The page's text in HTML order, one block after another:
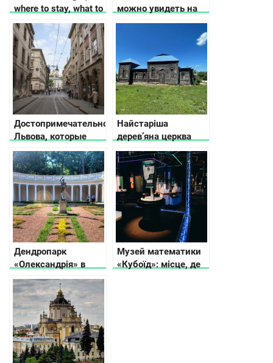
where to stay, what to
see
можно увидеть на
КТ?
Достопримечательности
Львова, которые
обязательно нужно
увидеть
Найстаріша
дерев’яна церква
Кіровоградщини
Дендропарк
«Олександрія» в
Білій Церкві: історія
та цікаві факти
Музей математики
«Кубоїд»: місце, де